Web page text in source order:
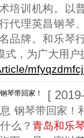
培训机构。以
代理英昌钢琴
品牌。和乐琴
式，为广大用
琴带回家！ [
钢琴带回家！
么？ 青岛和乐